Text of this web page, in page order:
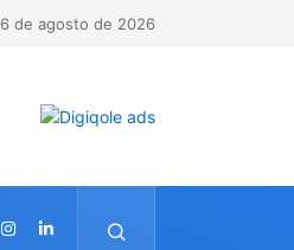
6 de agosto de 2026